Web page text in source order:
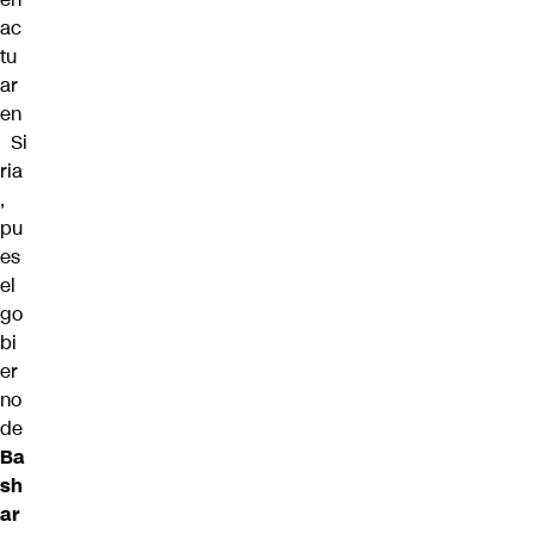
ac
tu
ar
en
Si
ria
,
pu
es
el
go
bi
er
no
de
Ba
sh
ar